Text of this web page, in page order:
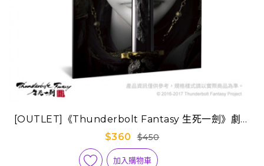
[OUTLET]《Thunderbolt Fantasy 生死一劍》劇場
版手冊-日本空運版
$360 $450
加入購物車